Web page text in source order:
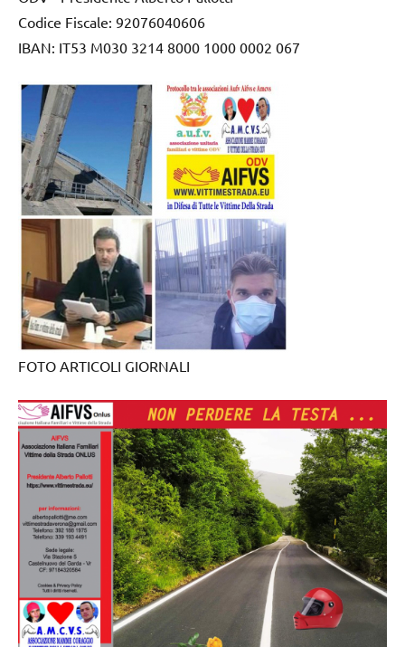
Codice Fiscale: 92076040606
IBAN: IT53 M030 3214 8000 1000 0002 067
FOTO ARTICOLI GIORNALI